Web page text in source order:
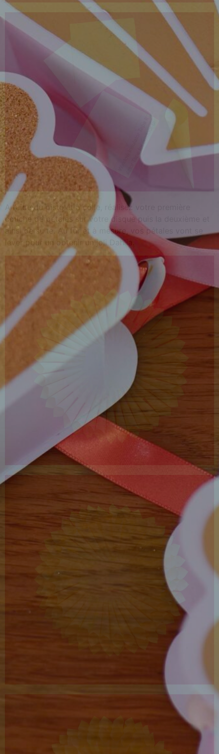
A l’aide du pistolet à colle, réalisez votre première
couche de pétales sur votre disque puis la deuxième et
ainsi de suite. Au fur et à mesure, vos pétales vont se
lever pour un obtenir un joli Dahlia.